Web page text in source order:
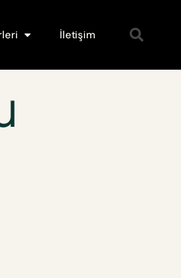
İletişim